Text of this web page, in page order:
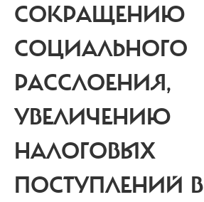
СОКРАЩЕНИЮ
СОЦИАЛЬНОГО
РАССЛОЕНИЯ,
УВЕЛИЧЕНИЮ
НАЛОГОВЫХ
ПОСТУПЛЕНИЙ В